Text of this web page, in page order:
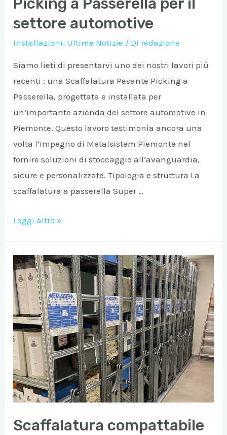
settore automotive
Installazioni, Ultime Notizie / Di redazione
Siamo lieti di presentarvi uno dei nostri lavori più
recenti : una Scaffalatura Pesante Picking a
Passerella, progettata e installata per
un’importante azienda del settore automotive in
Piemonte. Questo lavoro testimonia ancora una
volta l’impegno di Metalsistem Piemonte nel
fornire soluzioni di stoccaggio all’avanguardia,
sicure e personalizzate. Tipologia e struttura La
scaffalatura a passerella Super …
Scaffalatura
a
Passerella
per
il
settore
automotive
Leggi altro »
Scaffalatura compattabile